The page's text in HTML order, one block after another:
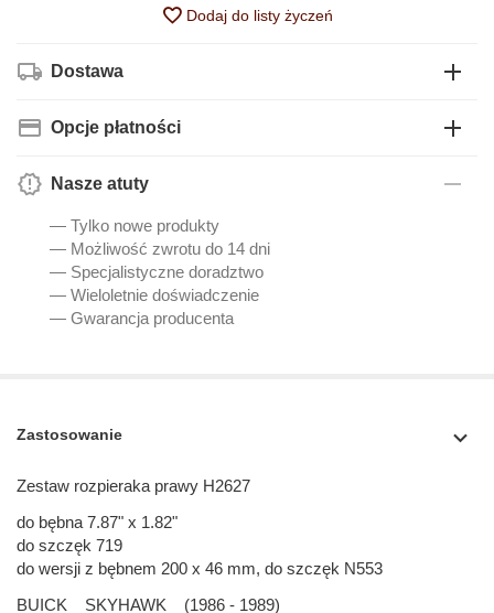
Dodaj do listy życzeń
Dostawa
Opcje płatności
Nasze atuty
— Tylko nowe produkty
— Możliwość zwrotu do 14 dni
— Specjalistyczne doradztwo
— Wieloletnie doświadczenie
— Gwarancja producenta
Zastosowanie
Zestaw rozpieraka prawy H2627
do bębna 7.87" x 1.82"
do szczęk 719
do wersji z bębnem 200 x 46 mm, do szczęk N553
BUICK SKYHAWK (1986 - 1989)